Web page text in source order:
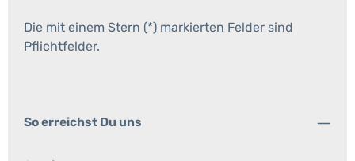
Die mit einem Stern (*) markierten Felder sind
Pflichtfelder.
So erreichst Du uns